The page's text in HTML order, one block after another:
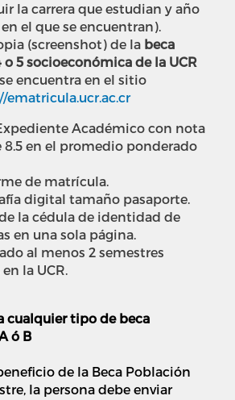
la carrera que estudian y año
el que se encuentran).
(screenshot) de la beca
o 5 socioeconómica de la UCR
encuentra en el sitio
ematricula.ucr.ac.cr
Académico con nota
en el promedio ponderado
de matrícula.
digital tamaño pasaporte.
la cédula de identidad de
en una sola página.
al menos 2 semestres
la UCR.
cualquier tipo de beca
ó B
de la Beca Población
la persona debe enviar